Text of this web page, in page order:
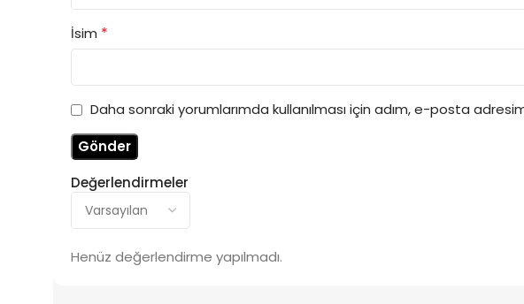
Değerlendirmeler
Henüz değerlendirme yapılmadı.
İsim *
Daha sonraki yorumlarımda kullanılması için adım, e-posta